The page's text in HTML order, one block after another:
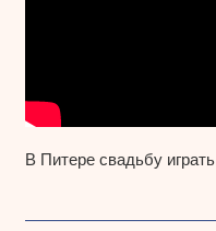
В Питере свадьбу играть